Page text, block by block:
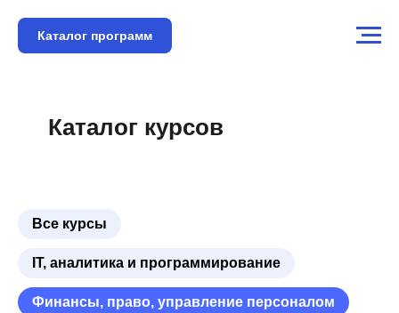
Каталог программ
Каталог курсов
Все курсы
IT, аналитика и программирование
Финансы, право, управление персоналом